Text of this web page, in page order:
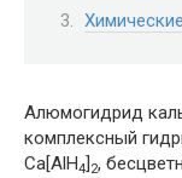
Алюмогидрид
комплексный
Ca[AlH4] 2,